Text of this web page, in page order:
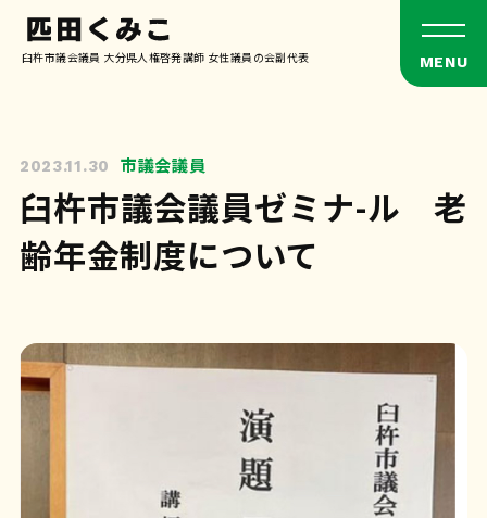
臼杵市議会議員 大分県人権啓発講師 女性議員の会副代表
2023.11.30 市議会議員
臼杵市議会議員ゼミナ-ル 老
齢年金制度について